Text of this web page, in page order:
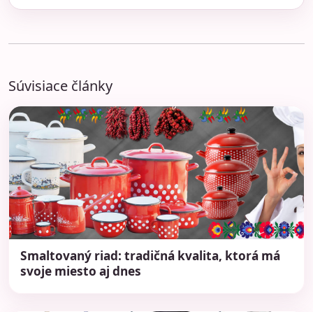
Súvisiace články
Smaltovaný riad: tradičná kvalita, ktorá má
svoje miesto aj dnes